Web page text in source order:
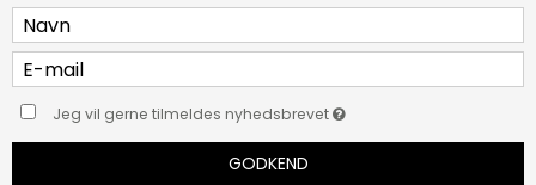
Jeg vil gerne tilmeldes nyhedsbrevet
GODKEND